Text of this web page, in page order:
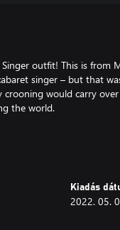
outfit! This is from
singer – but that
would carry
the world.
Kiadás
2022. 05.